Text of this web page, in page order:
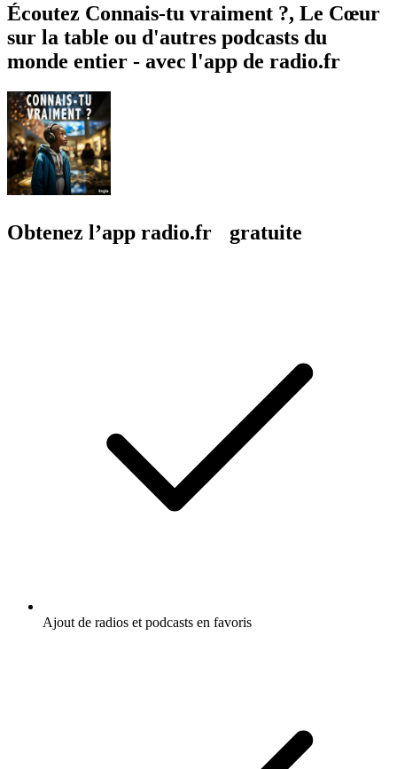
Écoutez Connais-tu vraiment ?, Le Cœur
sur la table ou d'autres podcasts du
monde entier - avec l'app de radio.fr
Obtenez l’app radio.fr gratuite
Ajout de radios et podcasts en favoris